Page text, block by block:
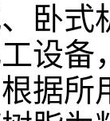
卧式
设备
据